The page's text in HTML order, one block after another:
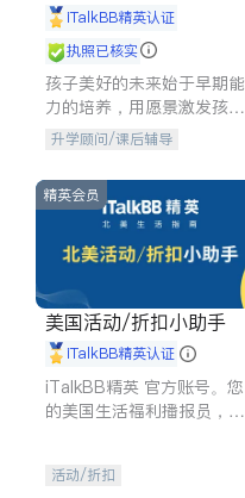
iTalkBB精英认证
执照已核实
孩子美好的未来始于早期能
力的培养，用愿景激发孩子
的学习潜力和动力。理念：
拥有成长型心态是成功的基
石。
升学顾问/课后辅导
精英会员
美国活动/折扣小助手
iTalkBB精英认证
iTalkBB精英 官方账号。您
的美国生活福利播报员，精
专属福利。
活动/折扣